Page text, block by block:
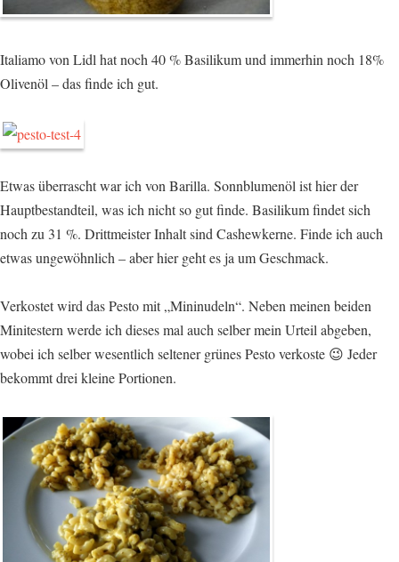
Italiamo von Lidl hat noch 40 % Basilikum und immerhin noch 18%
Olivenöl – das finde ich gut.
Etwas überrascht war ich von Barilla. Sonnblumenöl ist hier der
Hauptbestandteil, was ich nicht so gut finde. Basilikum findet sich
noch zu 31 %. Drittmeister Inhalt sind Cashewkerne. Finde ich auch
etwas ungewöhnlich – aber hier geht es ja um Geschmack.
Verkostet wird das Pesto mit „Mininudeln“. Neben meinen beiden
Minitestern werde ich dieses mal auch selber mein Urteil abgeben,
wobei ich selber wesentlich seltener grünes Pesto verkoste 😉 Jeder
bekommt drei kleine Portionen.